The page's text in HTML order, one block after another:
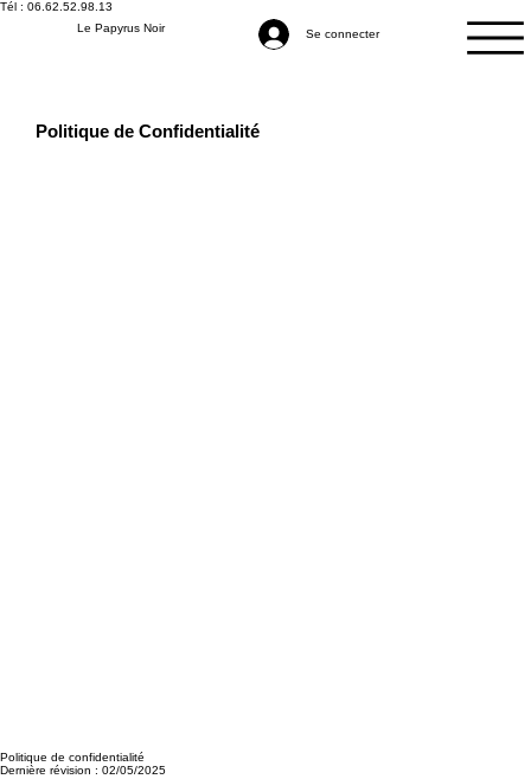
Le Papyrus Noir Se connecter
Tél : 06.62.52.98.13
Politique de Confidentialité
Politique de confidentialité
Dernière révision : 02/05/2025